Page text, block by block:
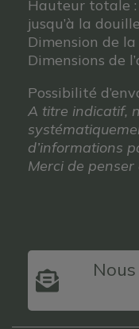
Hauteur totale
jusqu’à la
Dimension de
Dimensions de
Possibilité
A titre indicatif,
d’informations
Merci de